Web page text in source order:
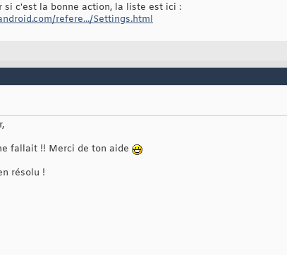
si c'est la bonne action, la liste est ici :
refere.../Settings.html
fallait !! Merci de ton aide
résolu !